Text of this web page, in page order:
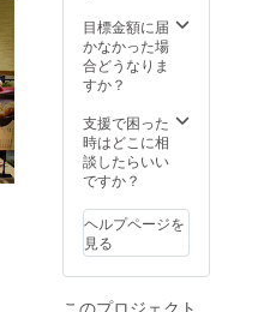
い。
材の供
給状
況、製
合等に
より出
荷時期
が遅れ
る場合
があり
※海外へ
の発送
は行っ
冷凍庫
に保存
し、召
け解凍
して当
日中に
お召し
くださ
価格は
税込・
送料込
500g/1
パック
当たり
冷凍 ・
消費期
限もし
くは賞
限：製
造日か
ら約1ヶ
月 「原
て】 鬼
まん
じゅう
福こし
あん・
粒あ
ん：大
抹茶、
白あ
ん、さ
つまい
のコー
スは、
お好み
の組み
がない
場合、
選択後
に備考
載頂け
れば味
の変更
も可能
目標金額に届
かなかった場
合どうなりま
すか？
支援で困った
時はどこに相
談したらいい
ですか？
ヘルプページを
見る